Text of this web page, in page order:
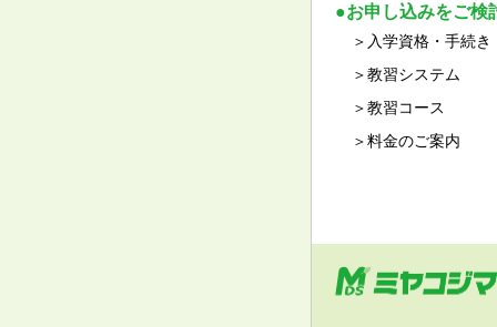
お申し込みをご検
入学資格・手続き
教習システム
教習コース
料金のご案内